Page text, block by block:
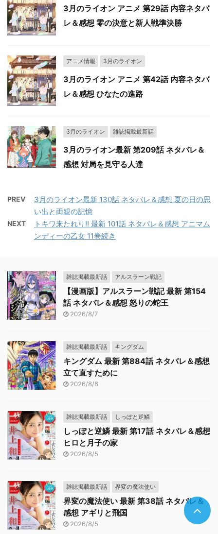
3月のライオン アニメ 第29話 内容ネタバ
レ＆感想 零の決意と新人戦準決勝
アニメ情報 3月のライオン
3月のライオン アニメ 第42話 内容ネタバ
レ＆感想 ひなたの進路
3月のライオン 雑誌掲載最新話
3月のライオン最新 第209話 ネタバレ＆
感想 対局を見守る人達
PREV
3月のライオン最新 130話 ネタバレ＆感想 夏の日の思
い出と両親の記憶
NEXT
トキワ来たれり!! 最新 101話 ネタバレ＆感想 アニマム
ンディーの乙女 11巻続き
雑誌掲載最新話 アルスラーン戦記
【漫画版】アルスラーン戦記 最新 第154
話 ネタバレ＆感想 怒りの蛇王
2026/8/7
雑誌掲載最新話 キングダム
キングダム 最新 第884話 ネタバレ＆感想
立て直すために
2026/8/6
雑誌掲載最新話 しっぽと逆鱗
しっぽと逆鱗 最新 第17話 ネタバレ＆感想
ヒロと月子の家
2026/8/5
雑誌掲載最新話 界変の魔法使い
界変の魔法使い 最新 第38話 ネタバレ＆
感想 アギリと飛国
2026/8/5